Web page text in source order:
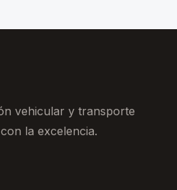
vehicular y transporte
la excelencia.